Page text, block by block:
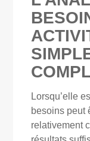
Lorsqu’elle
besoins peut
relativement